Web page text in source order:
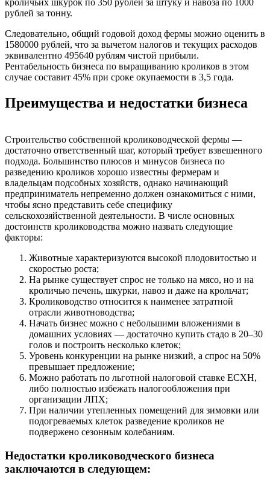
кроличьих шкурок по 350 рублей за штуку и навоза по 1000
рублей за тонну.
Следовательно, общий годовой доход фермы можно оценить в
1580000 рублей, что за вычетом налогов и текущих расходов
эквивалентно 495640 рублям чистой прибыли.
Рентабельность бизнеса по выращиванию кроликов в этом
случае составит 45% при сроке окупаемости в 3,5 года.
Преимущества и недостатки бизнеса
Строительство собственной кролиководческой фермы —
достаточно ответственный шаг, который требует взвешенного
подхода. Большинство плюсов и минусов бизнеса по
разведению кроликов хорошо известны фермерам и
владельцам подсобных хозяйств, однако начинающий
предприниматель непременно должен ознакомиться с ними,
чтобы ясно представить себе специфику
сельскохозяйственной деятельности. В числе основных
достоинств кролиководства можно назвать следующие
факторы:
Животные характеризуются высокой плодовитостью и
скоростью роста;
На рынке существует спрос не только на мясо, но и на
кроличью печень, шкурки, навоз и даже на крольчат;
Кролиководство относится к наименее затратной
отрасли животноводства;
Начать бизнес можно с небольшими вложениями в
домашних условиях — достаточно купить стадо в 20–30
голов и построить несколько клеток;
Уровень конкуренции на рынке низкий, а спрос на 50%
превышает предложение;
Можно работать по льготной налоговой ставке ЕСХН,
либо полностью избежать налогообложения при
организации ЛПХ;
При наличии утепленных помещений для зимовки или
подогреваемых клеток разведение кроликов не
подвержено сезонным колебаниям.
Недостатки кролиководческого бизнеса
заключаются в следующем: